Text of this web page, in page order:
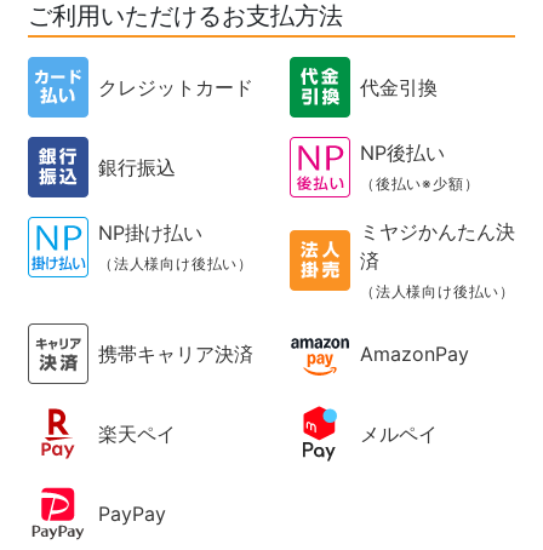
ご利用いただけるお支払方法
クレジットカード 代金引換
銀行振込
NP後払い
（後払い※少額）
NP掛け払い
（法人様向け後払い）
ミヤジかんたん決
済
（法人様向け後払い）
携帯キャリア決済 AmazonPay
楽天ペイ メルペイ
PayPay